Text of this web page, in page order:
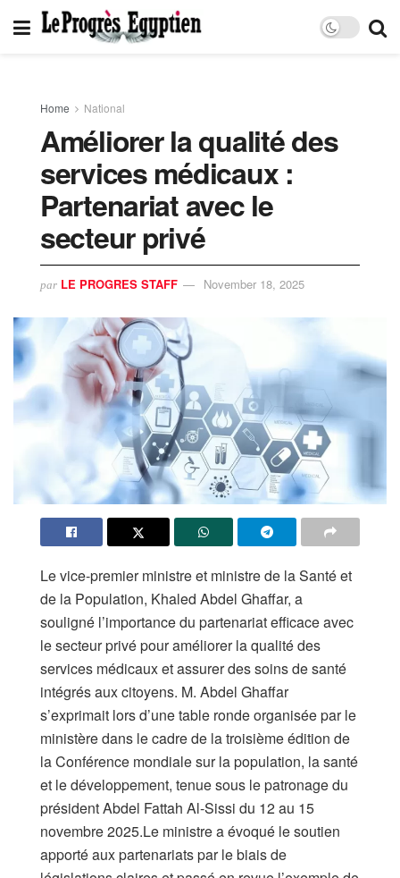
Home National
Améliorer la qualité des
services médicaux :
Partenariat avec le
secteur privé
par LE PROGRES STAFF November 18, 2025
Le vice-premier ministre et ministre de la Santé et
de la Population, Khaled Abdel Ghaffar, a
souligné l’importance du partenariat efficace avec
le secteur privé pour améliorer la qualité des
services médicaux et assurer des soins de santé
intégrés aux citoyens. M. Abdel Ghaffar
s’exprimait lors d’une table ronde organisée par le
ministère dans le cadre de la troisième édition de
la Conférence mondiale sur la population, la santé
et le développement, tenue sous le patronage du
président Abdel Fattah Al-Sissi du 12 au 15
novembre 2025.Le ministre a évoqué le soutien
apporté aux partenariats par le biais de